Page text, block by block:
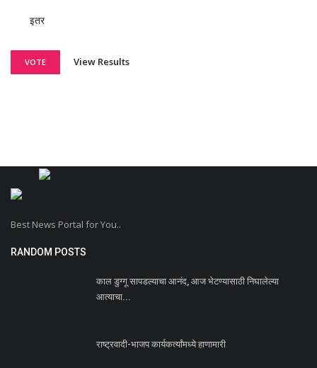
इतर
VOTE View Results
Best News Portal for You..
RANDOM POSTS
काल डुग्गू सापडल्याचा आनंद, आज भेटण्यासाठी निघालेल्या
आत्याचा...
राष्ट्रवादी-भाजप कार्यकर्त्यांमध्ये हाणामारी